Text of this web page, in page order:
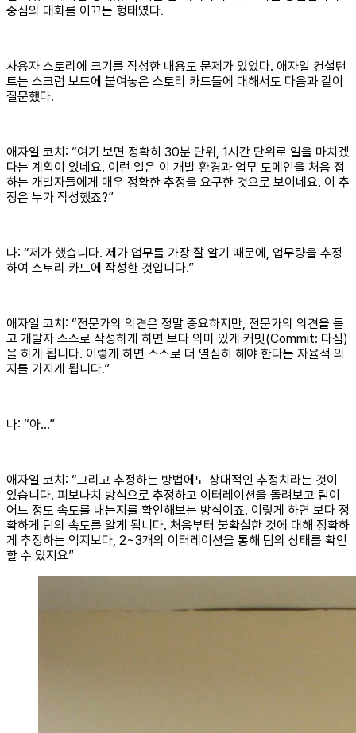
중심의 대화를 이끄는 형태였다.
사용자 스토리에 크기를 작성한 내용도 문제가 있었다. 애자일 컨설턴
트는 스크럼 보드에 붙여놓은 스토리 카드들에 대해서도 다음과 같이
질문했다.
애자일 코치: “여기 보면 정확히 30분 단위, 1시간 단위로 일을 마치겠
다는 계획이 있네요. 이런 일은 이 개발 환경과 업무 도메인을 처음 접
하는 개발자들에게 매우 정확한 추정을 요구한 것으로 보이네요. 이 추
정은 누가 작성했죠?”
나: “제가 했습니다. 제가 업무를 가장 잘 알기 때문에, 업무량을 추정
하여 스토리 카드에 작성한 것입니다.”
애자일 코치: “전문가의 의견은 정말 중요하지만, 전문가의 의견을 듣
고 개발자 스스로 작성하게 하면 보다 의미 있게 커밋(Commit: 다짐)
을 하게 됩니다. 이렇게 하면 스스로 더 열심히 해야 한다는 자율적 의
지를 가지게 됩니다.”
나: “아…”
애자일 코치: “그리고 추정하는 방법에도 상대적인 추정치라는 것이
있습니다. 피보나치 방식으로 추정하고 이터레이션을 돌려보고 팀이
어느 정도 속도를 내는지를 확인해보는 방식이죠. 이렇게 하면 보다 정
확하게 팀의 속도를 알게 됩니다. 처음부터 불확실한 것에 대해 정확하
게 추정하는 억지보다, 2~3개의 이터레이션을 통해 팀의 상태를 확인
할 수 있지요”